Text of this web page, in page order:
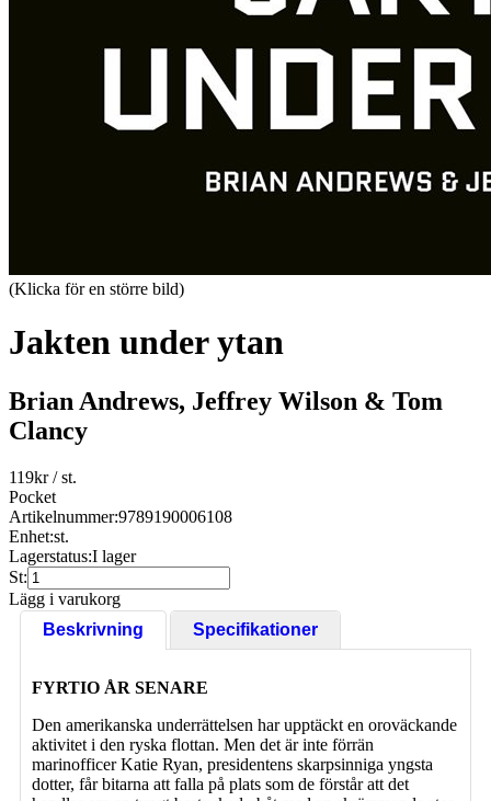
(Klicka för en större bild)
Jakten under ytan
Brian Andrews, Jeffrey Wilson & Tom
Clancy
119kr/ st.
Pocket
Artikelnummer:9789190006108
Enhet:st.
Lagerstatus:I lager
St:
Lägg i varukorg
Beskrivning
Specifikationer
FYRTIO ÅR SENARE
Den amerikanska underrättelsen har upptäckt en oroväckande
aktivitet i den ryska flottan. Men det är inte förrän
marinofficer Katie Ryan, presidentens skarpsinniga yngsta
dotter, får bitarna att falla på plats som de förstår att det